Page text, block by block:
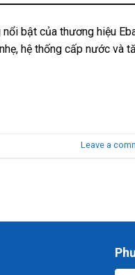
bật của thương hiệu
hệ thống cấp nước và
Leave a